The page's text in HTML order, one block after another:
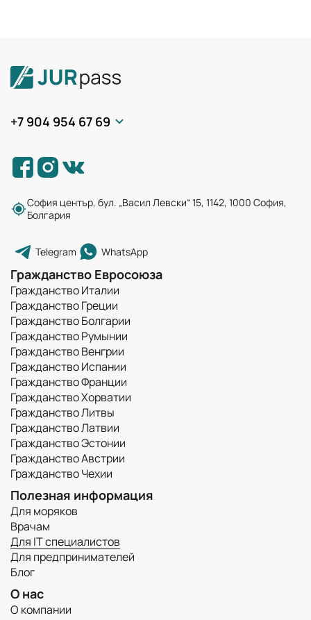
+7 904 954 67 69
София център, бул. „Васил Левски“ 15, 1142, 1000 София,
Болгария
Telegram WhatsApp
Гражданство Евросоюза
Гражданство Италии
Гражданство Греции
Гражданство Болгарии
Гражданство Румынии
Гражданство Венгрии
Гражданство Испании
Гражданство Франции
Гражданство Хорватии
Гражданство Литвы
Гражданство Латвии
Гражданство Эстонии
Гражданство Австрии
Гражданство Чехии
Полезная информация
Для моряков
Врачам
Для IT специалистов
Для предпринимателей
Блог
О нас
О компании